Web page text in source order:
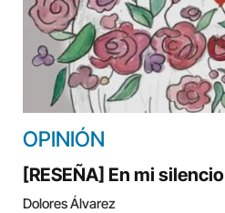
OPINIÓN
[RESEÑA] En mi silencio
Dolores Álvarez